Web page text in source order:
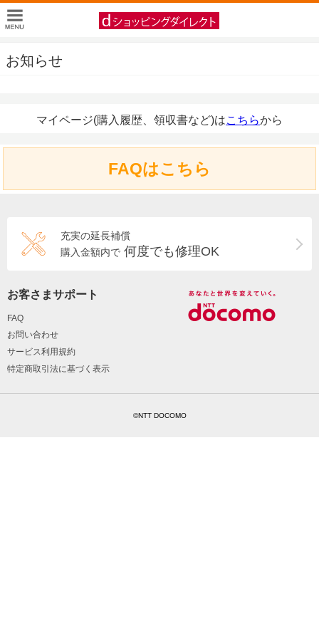
お知らせ
マイページ(購入履歴、領収書など)はこちらから
FAQはこちら
充実の延長補償
購入金額内で 何度でも修理OK
お客さまサポート
FAQ
お問い合わせ
サービス利用規約
特定商取引法に基づく表示
©NTT DOCOMO